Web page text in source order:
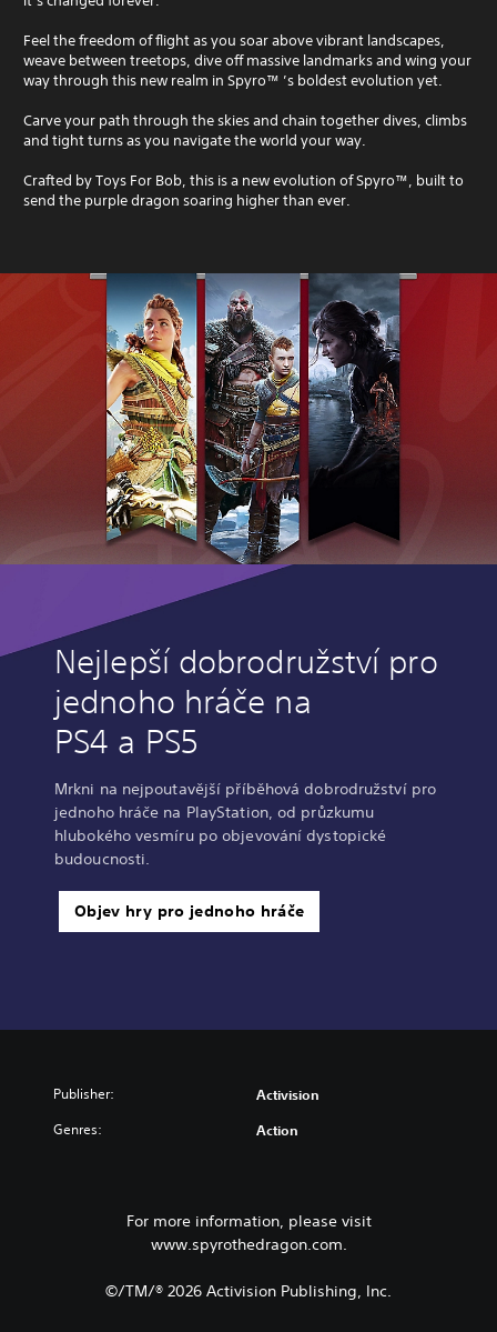
Feel the freedom of flight as you soar above vibrant landscapes,
weave between treetops, dive off massive landmarks and wing your
way through this new realm in Spyro™ ’s boldest evolution yet.
Carve your path through the skies and chain together dives, climbs
and tight turns as you navigate the world your way.
Crafted by Toys For Bob, this is a new evolution of Spyro™, built to
send the purple dragon soaring higher than ever.
Nejlepší dobrodružství pro
jednoho hráče na
PS4 a PS5
Mrkni na nejpoutavější příběhová dobrodružství pro
jednoho hráče na PlayStation, od průzkumu
hlubokého vesmíru po objevování dystopické
budoucnosti.
Objev hry pro jednoho hráče
Publisher: Activision
Genres: Action
For more information, please visit
www.spyrothedragon.com.
©/TM/® 2026 Activision Publishing, Inc.